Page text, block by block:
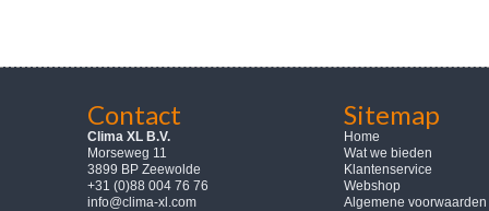
Contact
Clima XL B.V.
Morseweg 11
3899 BP Zeewolde
+31 (0)88 004 76 76
info@clima-xl.com
Sitemap
Home
Wat we bieden
Klantenservice
Webshop
Algemene voorwaarden